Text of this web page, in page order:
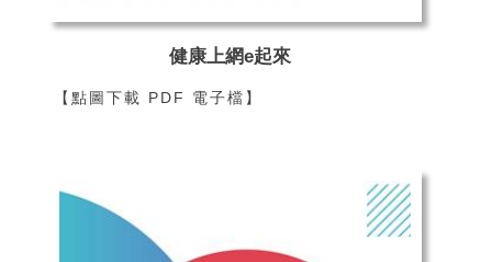
健康上網e起來
【點圖下載 PDF 電子檔】